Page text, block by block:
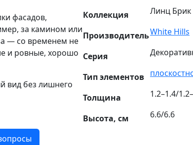
фасадов,
за камином или
— со временем не
и ровные, хорошо
вид без лишнего
Коллекция Линц Брик
ПроизводительWhite Hills
Серия
Тип элементов
Толщина 1.2–1.4/
Высота, см 6.6/6.6